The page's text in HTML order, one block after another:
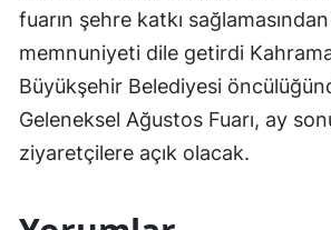
fuarın şehre katkı
memnuniyeti dile getirdi
Büyükşehir Belediyesi
Geleneksel Ağustos Fuarı, ay
ziyaretçilere açık olacak.